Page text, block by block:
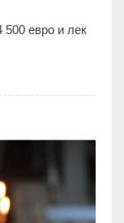
500 евро и лек